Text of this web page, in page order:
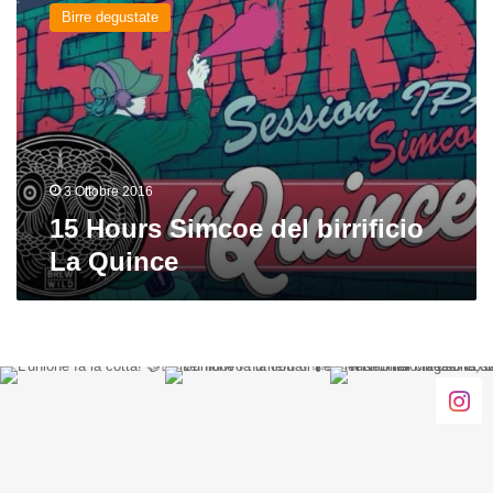
Hours
Simcoe
del
birrificio
La
Quince
Birre degustate
3 Ottobre 2016
15 Hours Simcoe del birrificio
La Quince